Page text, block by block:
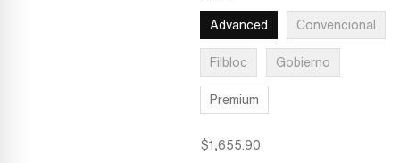
Advanced Convencional
Filbloc Gobierno
Premium
$1,655.90